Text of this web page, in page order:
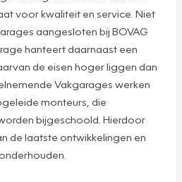
voor kwaliteit en service. Niet
aangesloten bij BOVAG
hanteert daarnaast een
de eisen hoger liggen dan
Vakgarages werken
monteurs, die
bijgeschoold. Hierdoor
de laatste ontwikkelingen en